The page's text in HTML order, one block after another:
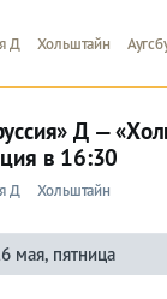
Д Хольштайн
Д —
в 16:30
Д Хольштайн
мая, пятница